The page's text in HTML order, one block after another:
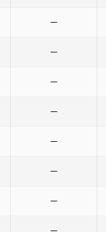
—
—
—
—
—
—
—